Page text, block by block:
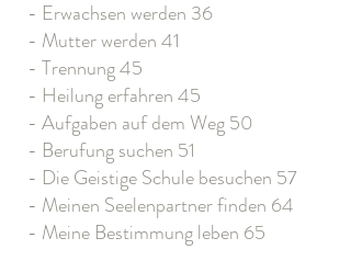
- Erwachsen werden 36
- Mutter werden 41
- Trennung 45
- Heilung erfahren 45
- Aufgaben auf dem Weg 50
- Berufung suchen 51
- Die Geistige Schule besuchen 57
- Meinen Seelenpartner finden 64
- Meine Bestimmung leben 65